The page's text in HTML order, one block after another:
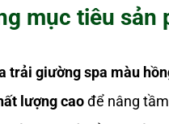
mục tiêu sản
trải giường spa màu
lượng caođể nâng